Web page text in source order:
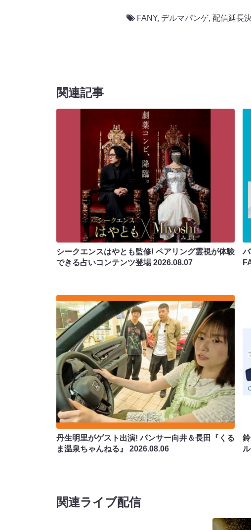
FANY, デルマパンゲ, 配信延長
関連記事
シークエンスはやとも監修! ペアリング霊視が体験
できる占いコンテンツ登場2026.08.07
丹生明里がゲスト出演! パンサー向井＆長田『くる
ま温泉ちゃんねる』 2026.08.06
関連ライブ配信